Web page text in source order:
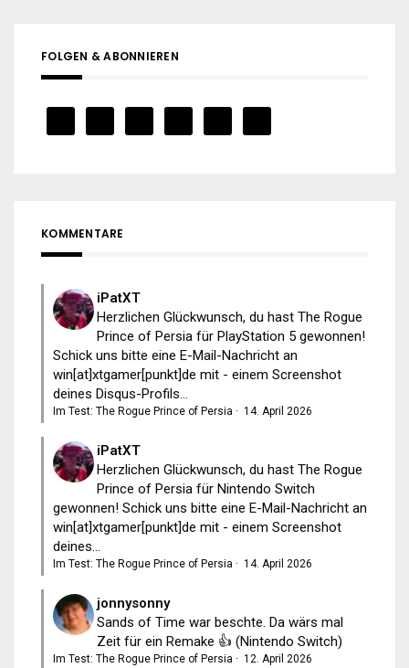
FOLGEN & ABONNIEREN
KOMMENTARE
iPatXT
Herzlichen Glückwunsch, du hast The Rogue
Prince of Persia für PlayStation 5 gewonnen!
Schick uns bitte eine E-Mail-Nachricht an
win[at]xtgamer[punkt]de mit - einem Screenshot
deines Disqus-Profils...
Im Test: The Rogue Prince of Persia · 14. April 2026
iPatXT
Herzlichen Glückwunsch, du hast The Rogue
Prince of Persia für Nintendo Switch
gewonnen! Schick uns bitte eine E-Mail-Nachricht an
win[at]xtgamer[punkt]de mit - einem Screenshot
deines...
Im Test: The Rogue Prince of Persia · 14. April 2026
jonnysonny
Sands of Time war beschte. Da wärs mal
Zeit für ein Remake 👍 (Nintendo Switch)
Im Test: The Rogue Prince of Persia · 12. April 2026